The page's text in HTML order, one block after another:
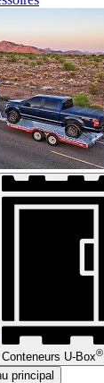
Conteneurs U-Box®
principal